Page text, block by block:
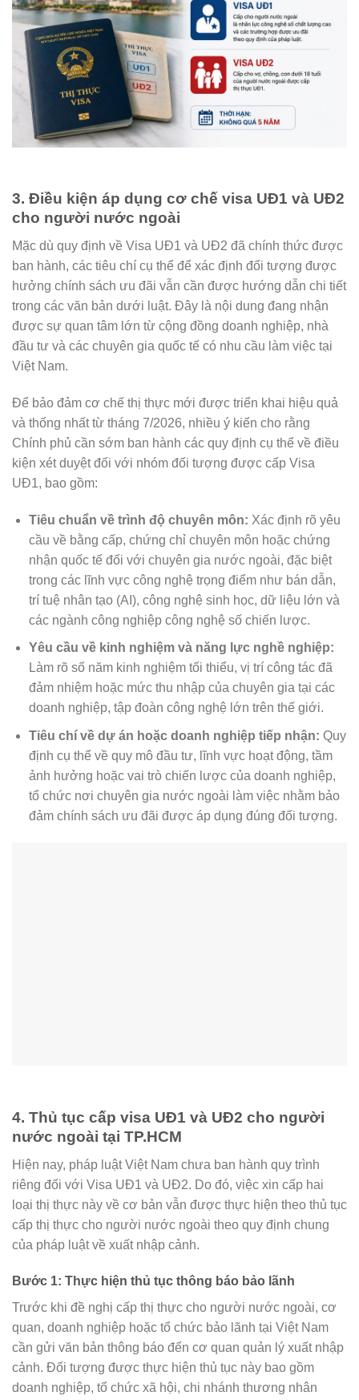
3. Điều kiện áp dụng cơ chế visa UĐ1 và UĐ2
cho người nước ngoài
Mặc dù quy định về Visa UĐ1 và UĐ2 đã chính thức được
ban hành, các tiêu chí cụ thể để xác định đối tượng được
hưởng chính sách ưu đãi vẫn cần được hướng dẫn chi tiết
trong các văn bản dưới luật. Đây là nội dung đang nhận
được sự quan tâm lớn từ cộng đồng doanh nghiệp, nhà
đầu tư và các chuyên gia quốc tế có nhu cầu làm việc tại
Việt Nam.
Để bảo đảm cơ chế thị thực mới được triển khai hiệu quả
và thống nhất từ tháng 7/2026, nhiều ý kiến cho rằng
Chính phủ cần sớm ban hành các quy định cụ thể về điều
kiện xét duyệt đối với nhóm đối tượng được cấp Visa
UĐ1, bao gồm:
Tiêu chuẩn về trình độ chuyên môn: Xác định rõ yêu
cầu về bằng cấp, chứng chỉ chuyên môn hoặc chứng
nhận quốc tế đối với chuyên gia nước ngoài, đặc biệt
trong các lĩnh vực công nghệ trọng điểm như bán dẫn,
trí tuệ nhân tạo (AI), công nghệ sinh học, dữ liệu lớn và
các ngành công nghiệp công nghệ số chiến lược.
Yêu cầu về kinh nghiệm và năng lực nghề nghiệp:
Làm rõ số năm kinh nghiệm tối thiểu, vị trí công tác đã
đảm nhiệm hoặc mức thu nhập của chuyên gia tại các
doanh nghiệp, tập đoàn công nghệ lớn trên thế giới.
Tiêu chí về dự án hoặc doanh nghiệp tiếp nhận: Quy
định cụ thể về quy mô đầu tư, lĩnh vực hoạt động, tầm
ảnh hưởng hoặc vai trò chiến lược của doanh nghiệp,
tổ chức nơi chuyên gia nước ngoài làm việc nhằm bảo
đảm chính sách ưu đãi được áp dụng đúng đối tượng.
4. Thủ tục cấp visa UĐ1 và UĐ2 cho người
nước ngoài tại TP.HCM
Hiện nay, pháp luật Việt Nam chưa ban hành quy trình
riêng đối với Visa UĐ1 và UĐ2. Do đó, việc xin cấp hai
loại thị thực này về cơ bản vẫn được thực hiện theo thủ tục
cấp thị thực cho người nước ngoài theo quy định chung
của pháp luật về xuất nhập cảnh.
Bước 1: Thực hiện thủ tục thông báo bảo lãnh
Trước khi đề nghị cấp thị thực cho người nước ngoài, cơ
quan, doanh nghiệp hoặc tổ chức bảo lãnh tại Việt Nam
cần gửi văn bản thông báo đến cơ quan quản lý xuất nhập
cảnh. Đối tượng được thực hiện thủ tục này bao gồm
doanh nghiệp, tổ chức xã hội, chi nhánh thương nhân